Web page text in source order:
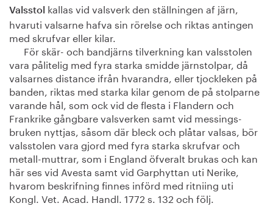
Valsstol kallas vid valsverk den ställningen af järn,
hvaruti valsarne hafva sin rörelse och riktas antingen
med skrufvar eller kilar.
För skär- och bandjärns tilverkning kan valsstolen
vara pålitelig med fyra starka smidde järnstolpar, då
valsarnes distance ifrån hvarandra, eller tjockleken på
banden, riktas med starka kilar genom de på stolparne
varande hål, som ock vid de flesta i Flandern och
Frankrike gångbare valsverken samt vid messings-
bruken nyttjas, såsom där bleck och plåtar valsas, bör
valsstolen vara gjord med fyra starka skrufvar och
metall-muttrar, som i England öfveralt brukas och kan
här ses vid Avesta samt vid Garphyttan uti Nerike,
hvarom beskrifning finnes införd med ritniing uti
Kongl. Vet. Acad. Handl. 1772 s. 132 och följ.